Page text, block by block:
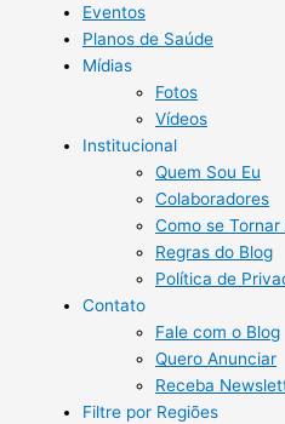
Eventos
Planos de Saúde
Mídias
Fotos
Vídeos
Institucional
Quem Sou Eu
Colaboradores
Como se
Regras do Blog
Política de
Contato
Fale com o Blog
Quero Anunciar
Receba
Filtre por Regiões